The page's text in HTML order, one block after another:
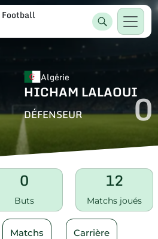
Football
Algérie
HICHAM LALAOUI
DÉFENSEUR 0
0
Buts
12
Matchs joués
Matchs Carrière